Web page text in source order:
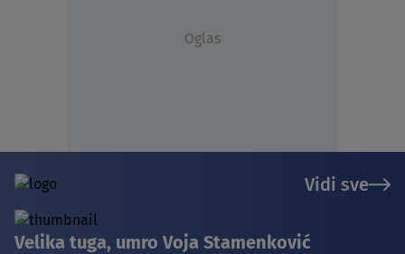
Oglas
Vidi sve
Velika tuga, umro Voja Stamenković